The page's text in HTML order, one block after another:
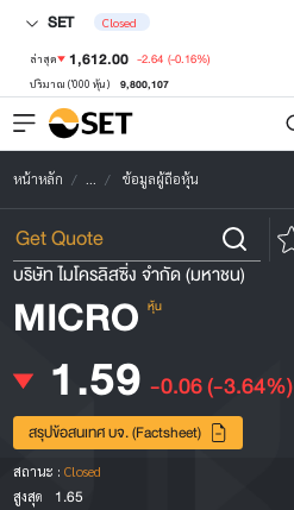
SET Closed
ล่าสุด 1,612.00 -2.64 (-0.16%)
ปริมาณ ('000 หุ้น) 9,800,107
หน้าหลัก ... ข้อมูลผู้ถือหุ้น
บริษัท ไมโครลิสซิ่ง จำกัด (มหาชน)
MICRO หุ้น
1.59 -0.06(-3.64%)
สรุปข้อสนเทศ บจ. (Factsheet)
สถานะ : Closed
สูงสุด
1.65